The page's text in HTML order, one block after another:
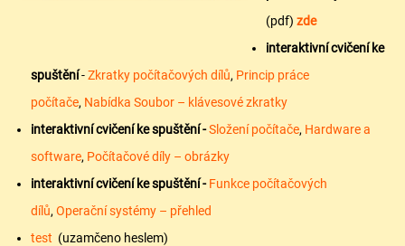
(pdf) zde
interaktivní cvičení ke
spuštění-Zkratky počítačových dílů, Princip práce
počítače, Nabídka Soubor – klávesové zkratky
interaktivní cvičení ke spuštění -Složení počítače, Hardware a
software, Počítačové díly – obrázky
interaktivní cvičení ke spuštění -Funkce počítačových
dílů,Operační systémy – přehled
test (uzamčeno heslem)